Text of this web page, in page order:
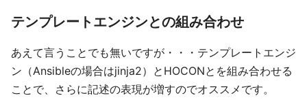
テンプレートエンジンとの組み合わせ
あえて言うことでも無いですが・・・テンプレートエンジ
ン（Ansibleの場合はjinja2）とHOCONとを組み合わせる
ことで、さらに記述の表現が増すのでオススメです。